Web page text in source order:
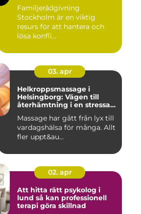
Familjerådgivning
Stockholm är en viktig
resurs för att hantera och
lösa konfli...
03. apr
Helkroppsmassage i
Helsingborg: Vägen till
återhämtning i en stressad
Massage har gått från lyx till
vardagshälsa för många. Allt
fler uppt&au...
02. apr
Att hitta rätt psykolog i
lund så kan professionell
terapi göra skillnad